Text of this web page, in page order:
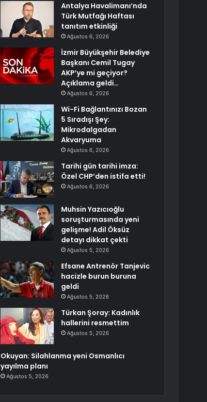
Antalya Havalimanı’nda
Türk Mutfağı Haftası
tanıtım etkinliği
Ağustos 6, 2026
İzmir Büyükşehir Belediye
Başkanı Cemil Tugay
AKP’ye mi geçiyor?
Açıklama geldi…
Ağustos 6, 2026
Wi-Fi Bağlantınızı Bozan
5 Sıradışı Şey:
Mikrodalgadan
Akvaryuma
Ağustos 6, 2026
Tarihi gün tarihi imza:
Özel CHP’den istifa etti!
Ağustos 6, 2026
Muhsin Yazıcıoğlu
soruşturmasında yeni
gelişme! Adil Öksüz
detayı dikkat çekti
Ağustos 5, 2026
Efsane Antrenör Tanjevic
hacizle burun buruna
geldi
Ağustos 5, 2026
Türkan Şoray: Kadınlık
hallerini resmettim
Ağustos 5, 2026
Okuyan: Silahlanma yeni Osmanlıcı
yayılma planı
Ağustos 5, 2026